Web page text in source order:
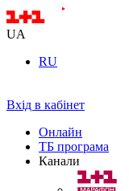
UA
RU
Вхід в кабінет
Онлайн
ТБ програма
Канали